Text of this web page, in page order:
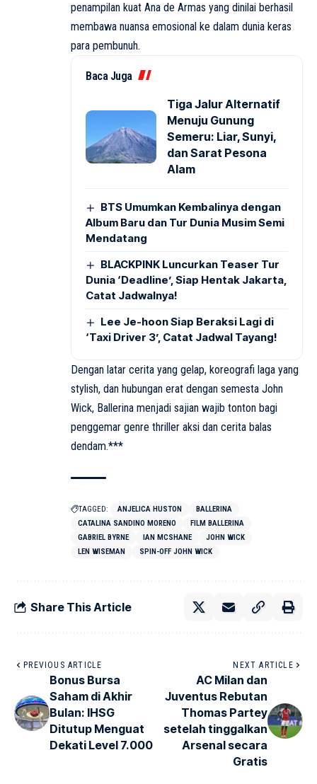
penampilan kuat Ana de Armas yang dinilai berhasil
membawa nuansa emosional ke dalam dunia keras
para pembunuh.
Baca Juga
Tiga Jalur Alternatif
Menuju Gunung
Semeru: Liar, Sunyi,
dan Sarat Pesona
Alam
BTS Umumkan Kembalinya dengan
Album Baru dan Tur Dunia Musim Semi
Mendatang
BLACKPINK Luncurkan Teaser Tur
Dunia ‘Deadline’, Siap Hentak Jakarta,
Catat Jadwalnya!
Lee Je-hoon Siap Beraksi Lagi di
‘Taxi Driver 3’, Catat Jadwal Tayang!
Dengan latar cerita yang gelap, koreografi laga yang
stylish, dan hubungan erat dengan semesta John
Wick, Ballerina menjadi sajian wajib tonton bagi
penggemar genre thriller aksi dan cerita balas
dendam.***
TAGGED: ANJELICA HUSTON
BALLERINA
CATALINA SANDINO MORENO
FILM BALLERINA
GABRIEL BYRNE
IAN MCSHANE
JOHN WICK
LEN WISEMAN
SPIN-OFF JOHN WICK
Share This Article
PREVIOUS ARTICLE
Bonus Bursa
Saham di Akhir
Bulan: IHSG
Ditutup Menguat
Dekati Level 7.000
NEXT ARTICLE
AC Milan dan
Juventus Rebutan
Thomas Partey
setelah tinggalkan
Arsenal secara
Gratis